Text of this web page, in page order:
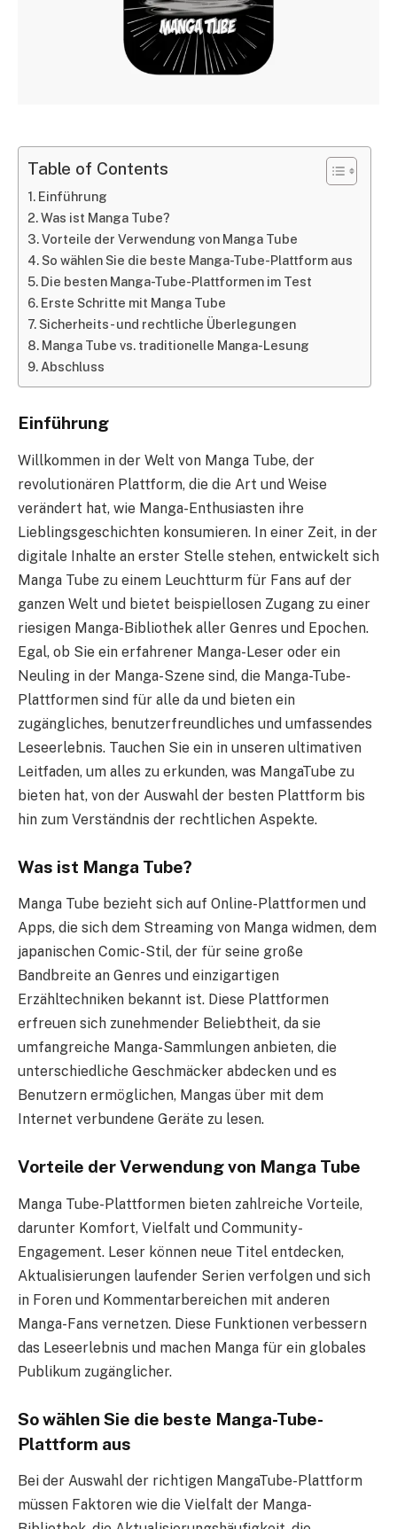
Table of Contents
Einführung
Was ist Manga Tube?
Vorteile der Verwendung von Manga Tube
So wählen Sie die beste Manga-Tube-Plattform aus
Die besten Manga-Tube-Plattformen im Test
Erste Schritte mit Manga Tube
Sicherheits- und rechtliche Überlegungen
Manga Tube vs. traditionelle Manga-Lesung
Abschluss
Einführung
Willkommen in der Welt von Manga Tube, der
revolutionären Plattform, die die Art und Weise
verändert hat, wie Manga-Enthusiasten ihre
Lieblingsgeschichten konsumieren. In einer Zeit, in der
digitale Inhalte an erster Stelle stehen, entwickelt sich
Manga Tube zu einem Leuchtturm für Fans auf der
ganzen Welt und bietet beispiellosen Zugang zu einer
riesigen Manga-Bibliothek aller Genres und Epochen.
Egal, ob Sie ein erfahrener Manga-Leser oder ein
Neuling in der Manga-Szene sind, die Manga-Tube-
Plattformen sind für alle da und bieten ein
zugängliches, benutzerfreundliches und umfassendes
Leseerlebnis. Tauchen Sie ein in unseren ultimativen
Leitfaden, um alles zu erkunden, was MangaTube zu
bieten hat, von der Auswahl der besten Plattform bis
hin zum Verständnis der rechtlichen Aspekte.
Was ist Manga Tube?
Manga Tube bezieht sich auf Online-Plattformen und
Apps, die sich dem Streaming von Manga widmen, dem
japanischen Comic-Stil, der für seine große
Bandbreite an Genres und einzigartigen
Erzähltechniken bekannt ist. Diese Plattformen
erfreuen sich zunehmender Beliebtheit, da sie
umfangreiche Manga-Sammlungen anbieten, die
unterschiedliche Geschmäcker abdecken und es
Benutzern ermöglichen, Mangas über mit dem
Internet verbundene Geräte zu lesen.
Vorteile der Verwendung von Manga Tube
Manga Tube-Plattformen bieten zahlreiche Vorteile,
darunter Komfort, Vielfalt und Community-
Engagement. Leser können neue Titel entdecken,
Aktualisierungen laufender Serien verfolgen und sich
in Foren und Kommentarbereichen mit anderen
Manga-Fans vernetzen. Diese Funktionen verbessern
das Leseerlebnis und machen Manga für ein globales
Publikum zugänglicher.
So wählen Sie die beste Manga-Tube-
Plattform aus
Bei der Auswahl der richtigen MangaTube-Plattform
müssen Faktoren wie die Vielfalt der Manga-